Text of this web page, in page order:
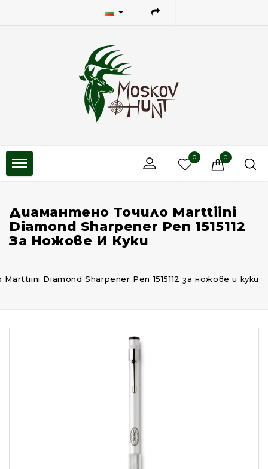
0 0
Диамантено Точило Marttiini
Diamond Sharpener Pen 1515112
За Ножове И Куки
Diamond Sharpener Pen 1515112 за ножове и куки